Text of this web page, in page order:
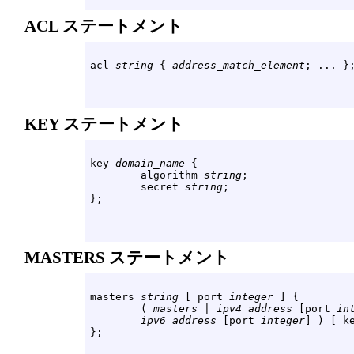
ACL ステートメント
acl string { address_match_element
KEY ステートメント
key domain_name {
algorithm string ;
secret string ;
MASTERS ステートメント
masters string [ port integer ] {
( masters ipv4_address [port
ipv6_address [port integer ] ) [